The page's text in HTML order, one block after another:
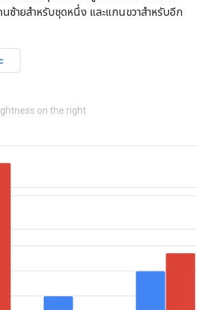
ซ้ายสำหรับชุดหนึ่ง และแกนขวาสำหรับอีก